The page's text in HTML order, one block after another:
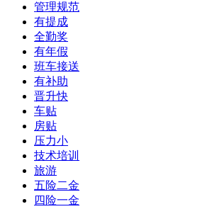
管理规范
有提成
全勤奖
有年假
班车接送
有补助
晋升快
车贴
房贴
压力小
技术培训
旅游
五险二金
四险一金